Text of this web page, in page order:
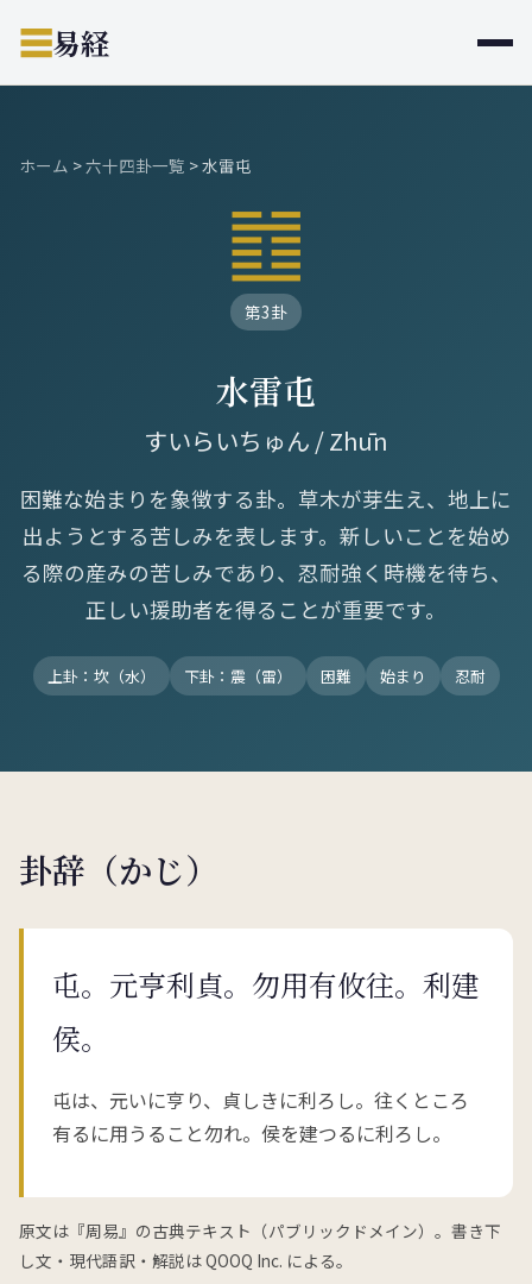
☰易経
ホーム >六十四卦一覧 >水雷屯
䷂
第3卦
水雷屯
すいらいちゅん / Zhūn
困難な始まりを象徴する卦。草木が芽生え、地上に
出ようとする苦しみを表します。新しいことを始め
る際の産みの苦しみであり、忍耐強く時機を待ち、
正しい援助者を得ることが重要です。
上卦：坎（水） 下卦：震（雷） 困難 始まり 忍耐
卦辞（かじ）
屯。元亨利貞。勿用有攸往。利建
侯。
屯は、元いに亨り、貞しきに利ろし。往くところ
有るに用うること勿れ。侯を建つるに利ろし。
原文は『周易』の古典テキスト（パブリックドメイン）。書き下
し文・現代語訳・解説は QOOQ Inc. による。